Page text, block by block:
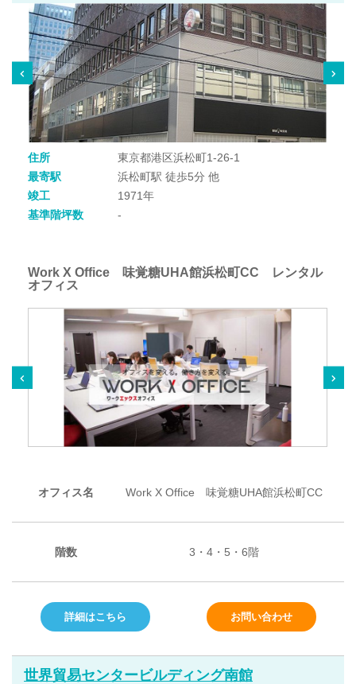
住所
東京都港区浜松町1-26-1
最寄駅
浜松町駅 徒歩5分 他
竣工
1971年
基準階坪数
-
Work X Office 味覚糖UHA館浜松町CC レンタル
オフィス
オフィス名 Work X Office 味覚糖UHA館浜松町CC
階数 3・4・5・6階
詳細はこちら お問い合わせ
世界貿易センタービルディング南館